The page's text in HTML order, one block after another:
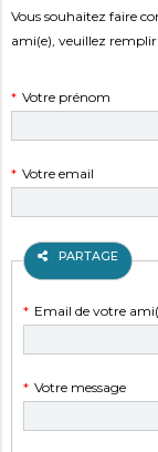
Vous souhaitez faire
ami(e), veuillez
Champ
obligatoire
Votre prénom
*
Champ
obligatoire
Votre email
*
PARTAGE
Champ
obligatoire
Email de votre
*
Champ
obligatoire
Votre message
*